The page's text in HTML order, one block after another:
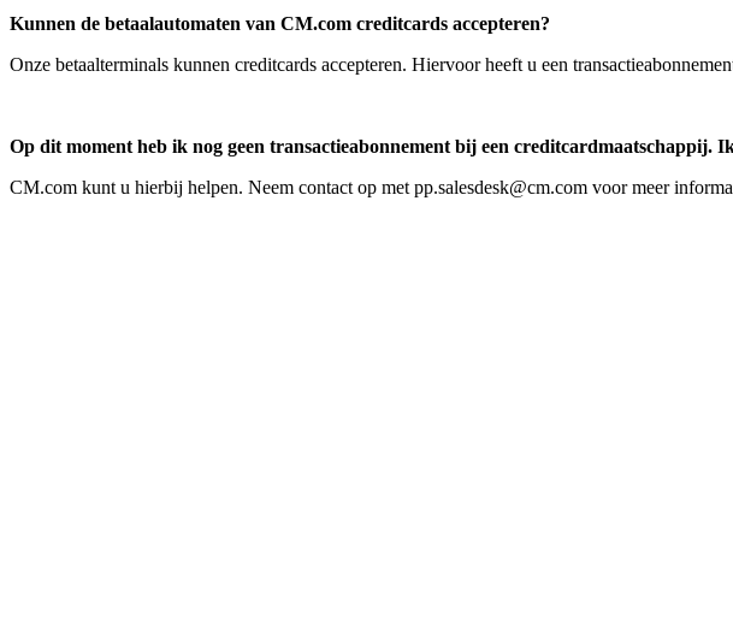
Kunnen de betaalautomaten van CM.com creditcards accepteren?
Onze betaalterminals kunnen creditcards accepteren. Hiervoor heeft u een
Op dit moment heb ik nog geen transactieabonnement bij een
CM.com kunt u hierbij helpen. Neem contact op met pp.salesdesk@cm.com voor meer